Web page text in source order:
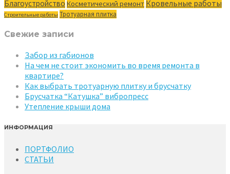
Благоустройство Косметический ремонт Кровельные работы
Строительные работы Тротуарная плитка
Свежие записи
Забор из габионов
На чем не стоит экономить во время ремонта в
квартире?
Как выбрать тротуарную плитку и брусчатку
Брусчатка “Катушка” вибропресс
Утепление крыши дома
ИНФОРМАЦИЯ
ПОРТФОЛИО
СТАТЬИ